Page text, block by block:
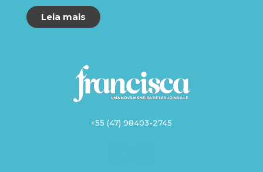
Leia mais
+55 (47) 98403-2745